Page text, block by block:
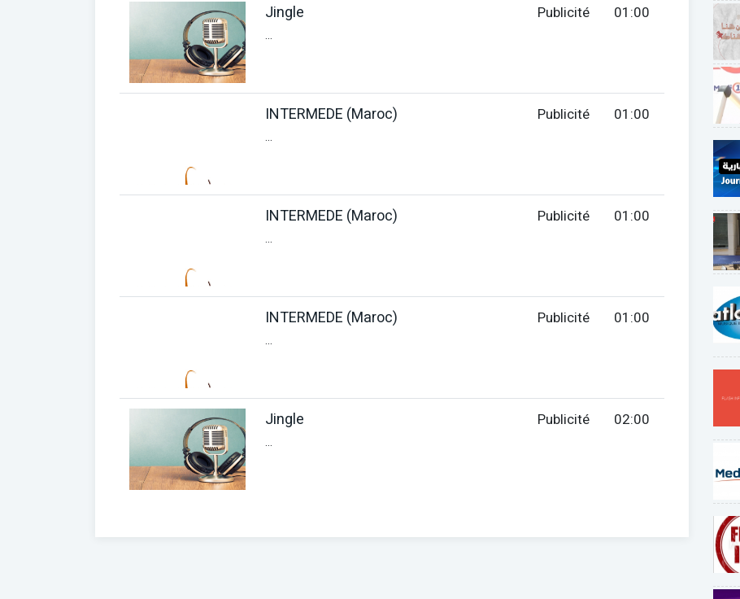
Jingle
...
Publicité 01:00
INTERMEDE (Maroc)
...
Publicité 01:00
INTERMEDE (Maroc)
...
Publicité 01:00
INTERMEDE (Maroc)
...
Publicité 01:00
Jingle
...
Publicité 02:00